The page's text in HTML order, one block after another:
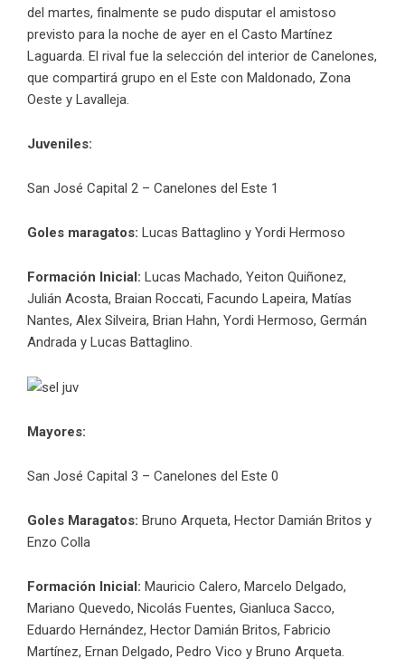
del martes, finalmente se pudo disputar el amistoso
previsto para la noche de ayer en el Casto Martínez
Laguarda. El rival fue la selección del interior de Canelones,
que compartirá grupo en el Este con Maldonado, Zona
Oeste y Lavalleja.
Juveniles:
San José Capital 2 – Canelones del Este 1
Goles maragatos: Lucas Battaglino y Yordi Hermoso
Formación Inicial: Lucas Machado, Yeiton Quiñonez,
Julián Acosta, Braian Roccati, Facundo Lapeira, Matías
Nantes, Alex Silveira, Brian Hahn, Yordi Hermoso, Germán
Andrada y Lucas Battaglino.
Mayores:
San José Capital 3 – Canelones del Este 0
Goles Maragatos: Bruno Arqueta, Hector Damián Britos y
Enzo Colla
Formación Inicial: Mauricio Calero, Marcelo Delgado,
Mariano Quevedo, Nicolás Fuentes, Gianluca Sacco,
Eduardo Hernández, Hector Damián Britos, Fabricio
Martínez, Ernan Delgado, Pedro Vico y Bruno Arqueta.